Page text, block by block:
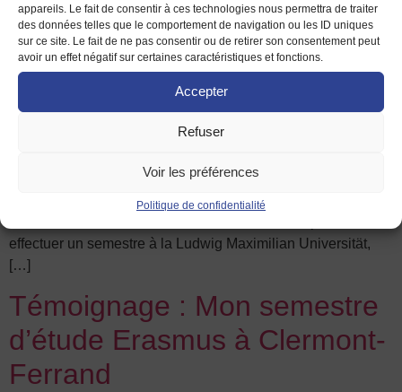
appareils. Le fait de consentir à ces technologies nous permettra de traiter
des données telles que le comportement de navigation ou les ID uniques
sur ce site. Le fait de ne pas consentir ou de retirer son consentement peut
avoir un effet négatif sur certaines caractéristiques et fonctions.
Accepter
Refuser
Voir les préférences
Politique de confidentialité
Témoignage : Un semestre a
Munich pour clôturer ma
licence de mathématique !
J’avais pris la décision de partir 2 ans déjà, avant mon
C’est le coordinateur Erasmus de mon université qui m’a
heureusement beaucoup aidé à concrétiser ce projet. Mon
effectuer un semestre à la Ludwig Maximilian Universität,
[…]
Témoignage : Mon semestre
d’étude Erasmus à Clermont-
Ferrand